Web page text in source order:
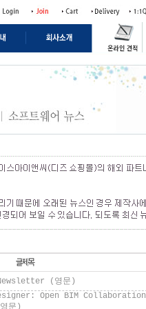
(영문)
Open BIM Collaboration
문)